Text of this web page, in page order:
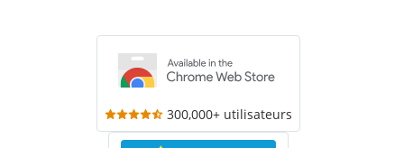
300,000+ utilisateurs